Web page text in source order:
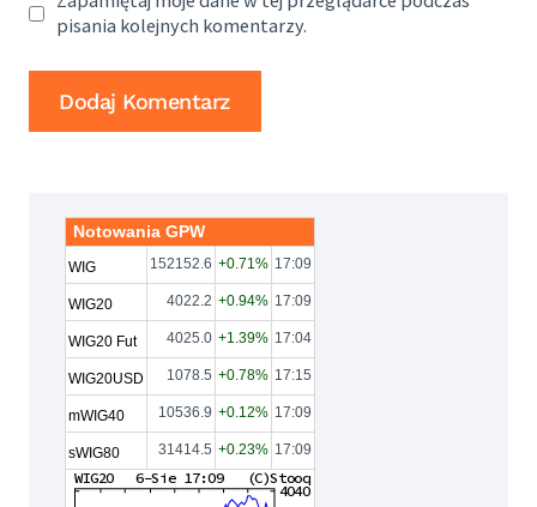
pisania kolejnych komentarzy.
Notowania GPW
WIG 152152.6 +0.71% 17:09
WIG20 4022.2 +0.94% 17:09
WIG20 Fut 4025.0 +1.39% 17:04
WIG20USD 1078.5 +0.78% 17:15
mWIG40 10536.9 +0.12% 17:09
sWIG80 31414.5 +0.23% 17:09